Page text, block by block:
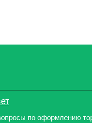
по оформлению